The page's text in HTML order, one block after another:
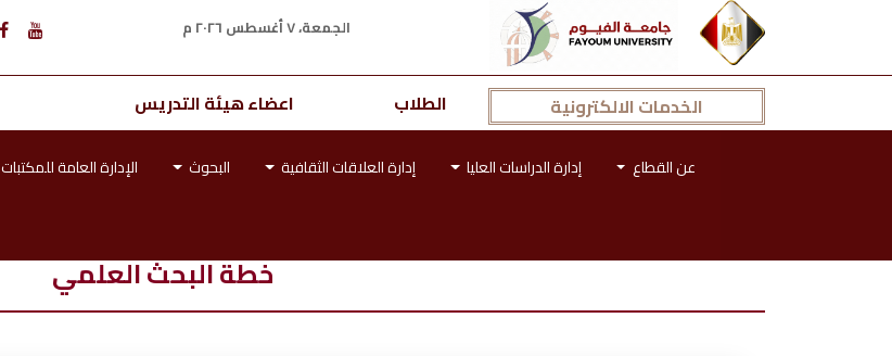
الجمعة، ٧ أغسطس ٢٠٢٦ م
الخدمات الالكترونية الطلاب اعضاء هيئة التدريس
عن القطاع إدارة الدراسات العليا إدارة العلاقات الثقافية البحوث الإدارة العامة للمكتبات
خطة البحث العلمي